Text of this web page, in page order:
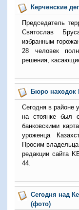
Керченские
Председатель
Святослав
избранным
28 человек
решения,
Бюро находок
Сегодня в районе
на стоянке был
банковскими
уроженца
Просим
редакции сайта
44.
Сегодня над
(фото)